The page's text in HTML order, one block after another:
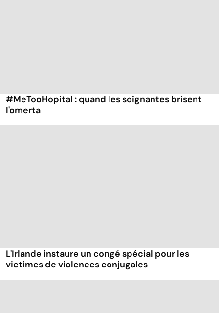
#MeTooHopital : quand les soignantes brisent
l'omerta
L'Irlande instaure un congé spécial pour les
victimes de violences conjugales